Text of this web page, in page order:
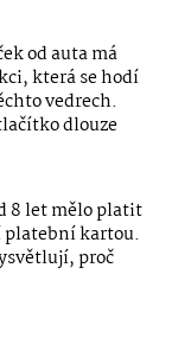
od auta má
která se hodí
vedrech.
dlouze
8 let mělo platit
platební kartou.
proč